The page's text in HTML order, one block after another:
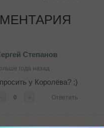
Степанов
года назад
у Королёва? ;)
0 Ответить